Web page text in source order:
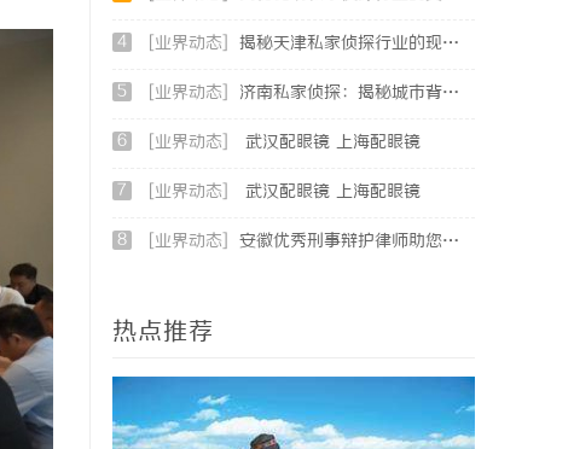
4 [业界动态] 揭秘天津私家侦探行业的现状与发展趋势
5 [业界动态] 济南私家侦探：揭秘城市背后的专业侦查力量
6 [业界动态] 武汉配眼镜 上海配眼镜
7 [业界动态] 武汉配眼镜 上海配眼镜
8 [业界动态] 安徽优秀刑事辩护律师助您获得公正权益
热点推荐